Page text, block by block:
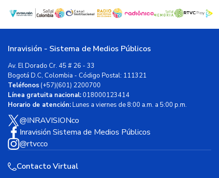
Inravisión - Sistema de Medios Públicos
Av. El Dorado Cr. 45 # 26 - 33
Bogotá D.C, Colombia - Código Postal: 111321
Teléfonos(+57)(601) 2200700
Línea gratuita nacional:018000123414
Horario de atención:Lunes a viernes de 8:00 a.m. a 5:00 p.m.
@INRAVISIONco
Inravisión Sistema de Medios Públicos
@rtvcco
Contacto Virtual